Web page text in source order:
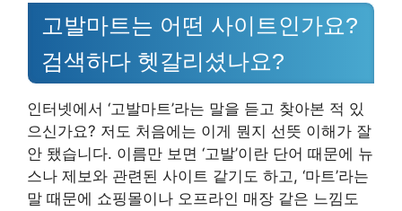
고발마트는 어떤 사이트인가요?
검색하다 헷갈리셨나요?
인터넷에서 ‘고발마트’라는 말을 듣고 찾아본 적 있
으신가요? 저도 처음에는 이게 뭔지 선뜻 이해가 잘
안 됐습니다. 이름만 보면 ‘고발’이란 단어 때문에 뉴
스나 제보와 관련된 사이트 같기도 하고, ‘마트’라는
말 때문에 쇼핑몰이나 오프라인 매장 같은 느낌도